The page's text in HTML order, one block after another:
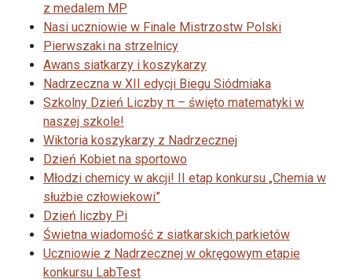
z medalem MP
Nasi uczniowie w Finale Mistrzostw Polski
Pierwszaki na strzelnicy
Awans siatkarzy i koszykarzy
Nadrzeczna w XII edycji Biegu Siódmiaka
Szkolny Dzień Liczby π – święto matematyki w
naszej szkole!
Wiktoria koszykarzy z Nadrzecznej
Dzień Kobiet na sportowo
Młodzi chemicy w akcji! II etap konkursu „Chemia w
służbie człowiekowi”
Dzień liczby Pi
Świetna wiadomość z siatkarskich parkietów
Uczniowie z Nadrzecznej w okręgowym etapie
konkursu LabTest